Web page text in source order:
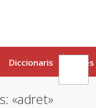
Diccionaris Eines
«adret»